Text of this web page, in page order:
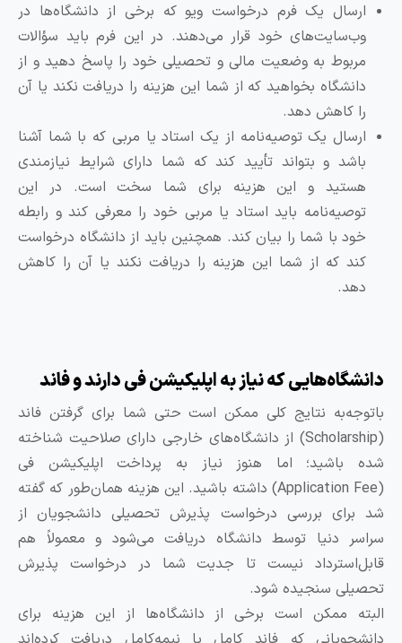
ارسال یک فرم درخواست ویو که برخی از دانشگاه‌ها در
وب‌سایت‌های خود قرار می‌دهند. در این فرم باید سؤالات
مربوط به وضعیت مالی و تحصیلی خود را پاسخ دهید و از
دانشگاه بخواهید که از شما این هزینه را دریافت نکند یا آن
را کاهش دهد.
ارسال یک توصیه‌نامه از یک استاد یا مربی که با شما آشنا
باشد و بتواند تأیید کند که شما دارای شرایط نیازمندی
هستید و این هزینه برای شما سخت است. در این
توصیه‌نامه باید استاد یا مربی خود را معرفی کند و رابطه
خود با شما را بیان کند. همچنین باید از دانشگاه درخواست
کند که از شما این هزینه را دریافت نکند یا آن را کاهش
دهد.
که نیاز به اپلیکیشن فی دارند و فاند
نتایج کلی ممکن است حتی شما برای گرفتن فاند
(Scholarship) از دانشگاه‌های خارجی دارای صلاحیت شناخته
باشید؛ اما هنوز نیاز به پرداخت اپلیکیشن فی
(Application Fee) داشته باشید. این هزینه همان‌طور که گفته
برای بررسی درخواست پذیرش تحصیلی دانشجویان از
دنیا توسط دانشگاه دریافت می‌شود و معمولاً هم
نیست تا جدیت شما در درخواست پذیرش
سنجیده شود.
ممکن است برخی از دانشگاه‌ها از این هزینه برای